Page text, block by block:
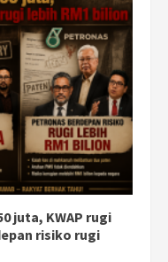
juta, KWAP rugi
risiko rugi